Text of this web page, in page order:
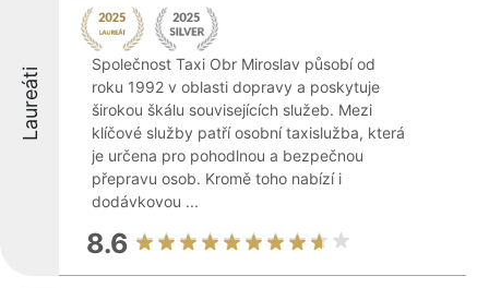
Laureáti
Společnost Taxi Obr Miroslav působí od
roku 1992 v oblasti dopravy a poskytuje
širokou škálu souvisejících služeb. Mezi
klíčové služby patří osobní taxislužba, která
je určena pro pohodlnou a bezpečnou
přepravu osob. Kromě toho nabízí i
dodávkovou ...
8.6